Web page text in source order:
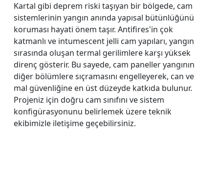
Kartal gibi deprem riski taşıyan bir bölgede, cam
sistemlerinin yangın anında yapısal bütünlüğünü
koruması hayati önem taşır. Antifires'in çok
katmanlı ve intumescent jelli cam yapıları, yangın
sırasında oluşan termal gerilimlere karşı yüksek
direnç gösterir. Bu sayede, cam paneller yangının
diğer bölümlere sıçramasını engelleyerek, can ve
mal güvenliğine en üst düzeyde katkıda bulunur.
Projeniz için doğru cam sınıfını ve sistem
konfigürasyonunu belirlemek üzere teknik
ekibimizle iletişime geçebilirsiniz.